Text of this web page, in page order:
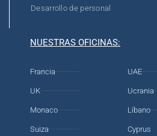
Desarrollo de personal
NUESTRAS OFICINAS:
Francia
UK
Monaco
Suiza
UAE
Ucrania
Líbano
Cyprus